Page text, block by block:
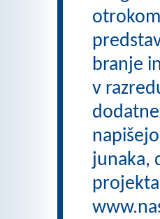
branje
v
junaka,